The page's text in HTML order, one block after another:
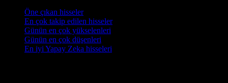
Öne çıkan hisseler
En çok takip edilen hisseler
Günün en çok yükselenleri
Günün en çok düşenleri
En iyi Yapay Zeka hisseleri